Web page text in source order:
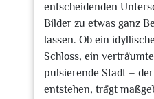
entscheidenden
Bilder zu etwas ganz
lassen. Ob ein
Schloss, ein
pulsierende Stadt –
entstehen, trägt